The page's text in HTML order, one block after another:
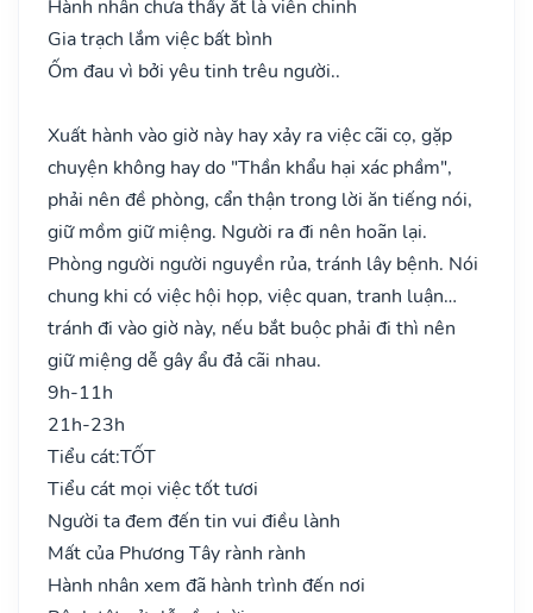
Hành nhân chưa thấy ắt là viễn chinh
Gia trạch lắm việc bất bình
Ốm đau vì bởi yêu tinh trêu người..
Xuất hành vào giờ này hay xảy ra việc cãi cọ, gặp
chuyện không hay do "Thần khẩu hại xác phầm",
phải nên đề phòng, cẩn thận trong lời ăn tiếng nói,
giữ mồm giữ miệng. Người ra đi nên hoãn lại.
Phòng người người nguyền rủa, tránh lây bệnh. Nói
chung khi có việc hội họp, việc quan, tranh luận…
tránh đi vào giờ này, nếu bắt buộc phải đi thì nên
giữ miệng dễ gây ẩu đả cãi nhau.
9h-11h
21h-23h
Tiểu cát:TỐT
Tiểu cát mọi việc tốt tươi
Người ta đem đến tin vui điều lành
Mất của Phương Tây rành rành
Hành nhân xem đã hành trình đến nơi